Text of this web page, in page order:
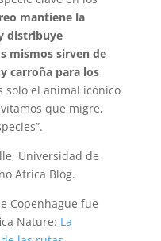
mantiene la
distribuye
mismos sirven de
carroña para los
solo el animal icónico
que migre,
Universidad de
Africa Blog.
Copenhague fue
Nature: La